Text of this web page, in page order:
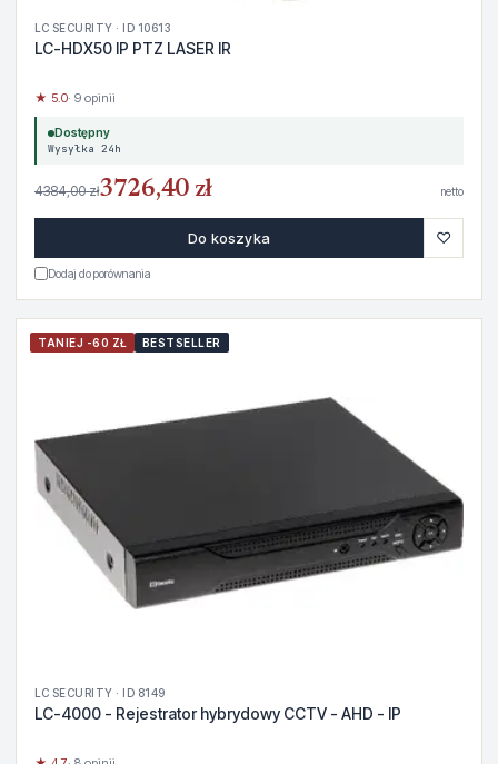
LC SECURITY · ID 10613
LC-HDX50 IP PTZ LASER IR
★ 5.0· 9 opinii
Dostępny
Wysyłka 24h
4384,00 zł3726,40 zł netto
Do koszyka ♡
Dodaj do porównania
TANIEJ -60 ZŁ BESTSELLER
LC SECURITY · ID 8149
LC-4000 - Rejestrator hybrydowy CCTV - AHD - IP